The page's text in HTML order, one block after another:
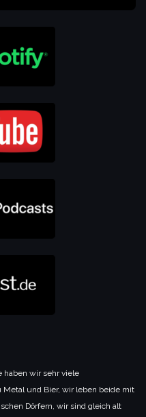
haben wir sehr viele
und Bier, wir leben beide mit
Dörfern, wir sind gleich alt